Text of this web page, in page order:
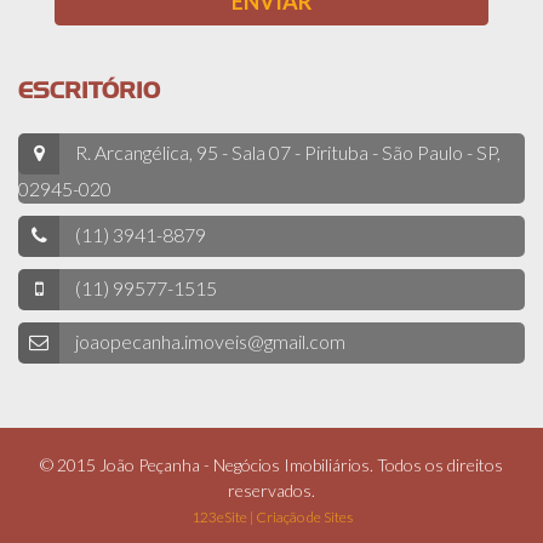
ESCRITÓRIO
R. Arcangélica, 95 - Sala 07 - Pirituba - São Paulo - SP,
02945-020
(11) 3941-8879
(11) 99577-1515
joaopecanha.imoveis@gmail.com
© 2015 João Peçanha - Negócios Imobiliários. Todos os direitos
reservados.
123eSite | Criação de Sites